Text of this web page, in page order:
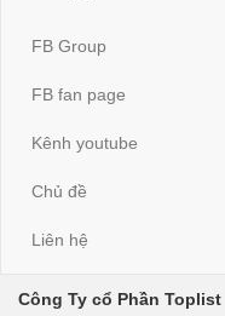
FB Group
FB fan page
Kênh youtube
Chủ đề
Liên hệ
Công Ty cổ Phần Toplist